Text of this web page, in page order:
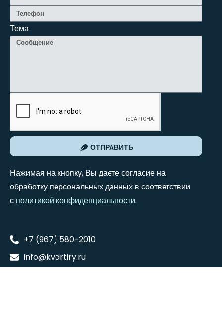
Тема
ОТПРАВИТЬ
Нажимая на кнопку, Вы даете согласие на
обработку персональных данных в соответствии
с политикой конфиденциальности.
+7 (967) 580-2010
info@kvartiry.ru